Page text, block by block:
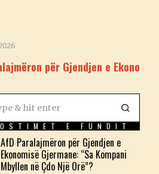
Gjendjen e Ekonomisë
E FUNDIT
AfD Paralajmëron për Gjendjen e
Ekonomisë Gjermane: “Sa Kompani
Mbyllen në Çdo Një Orë”?